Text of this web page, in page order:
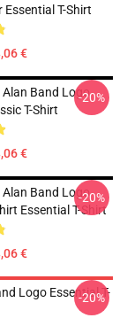
Essential T-Shirt
€
Alan Band Logo
T-Shirt
€
-20%
Alan Band Logo
Essential T-Shirt
€
-20%
Logo Essential T-
-20%